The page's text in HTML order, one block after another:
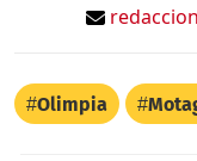
Olimpia